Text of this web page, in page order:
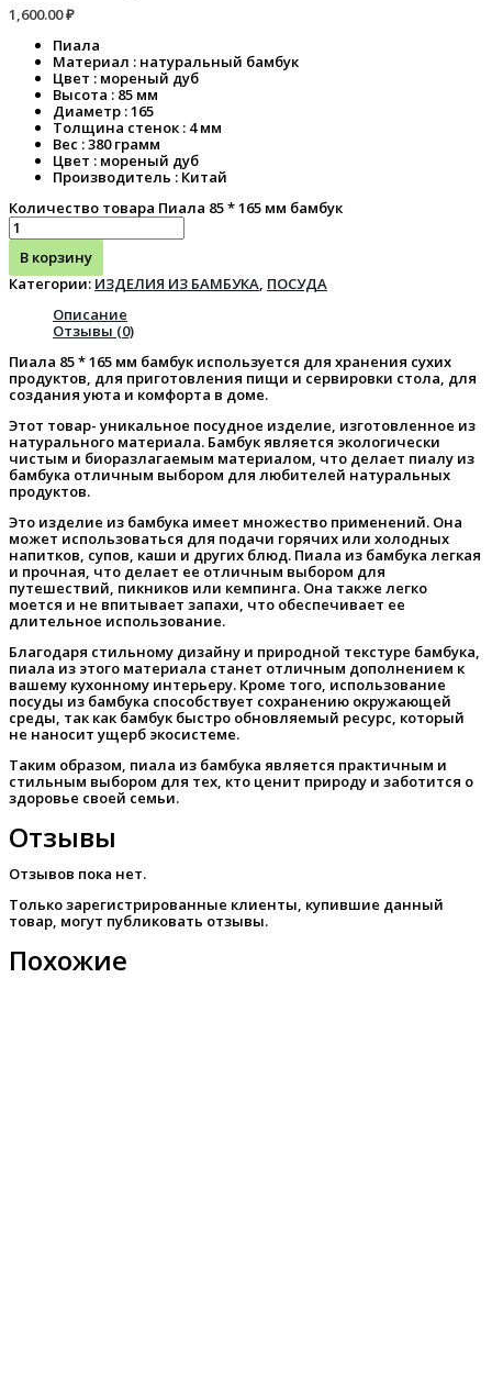
1,600.00₽
Пиала
Материал : натуральный бамбук
Цвет : мореный дуб
Высота : 85 мм
Диаметр : 165
Толщина стенок : 4 мм
Вес : 380 грамм
Цвет : мореный дуб
Производитель : Китай
Количество товара Пиала 85 * 165 мм бамбук
В корзину
Категории: ИЗДЕЛИЯ ИЗ БАМБУКА ПОСУДА
Описание
Отзывы (0)
Пиала 85 * 165 мм бамбук используется для хранения сухих
продуктов, для приготовления пищи и сервировки стола, для
создания уюта и комфорта в доме.
Этот товар- уникальное посудное изделие, изготовленное из
натурального материала. Бамбук является экологически
чистым и биоразлагаемым материалом, что делает пиалу из
бамбука отличным выбором для любителей натуральных
продуктов.
Это изделие из бамбука имеет множество применений. Она
может использоваться для подачи горячих или холодных
напитков, супов, каши и других блюд. Пиала из бамбука легкая
и прочная, что делает ее отличным выбором для
путешествий, пикников или кемпинга. Она также легко
моется и не впитывает запахи, что обеспечивает ее
длительное использование.
Благодаря стильному дизайну и природной текстуре бамбука,
пиала из этого материала станет отличным дополнением к
вашему кухонному интерьеру. Кроме того, использование
посуды из бамбука способствует сохранению окружающей
среды, так как бамбук быстро обновляемый ресурс, который
не наносит ущерб экосистеме.
Таким образом, пиала из бамбука является практичным и
стильным выбором для тех, кто ценит природу и заботится о
здоровье своей семьи.
Отзывы
Отзывов пока нет.
Только зарегистрированные клиенты, купившие данный
товар, могут публиковать отзывы.
Похожие